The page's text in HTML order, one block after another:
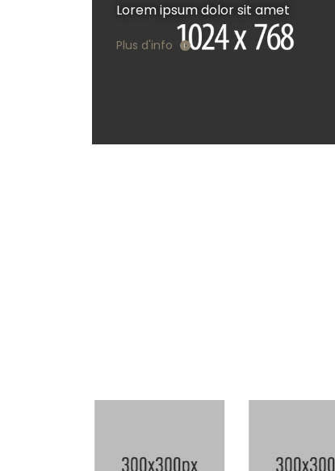
Lorem ipsum dolor sit amet
Plus d'info